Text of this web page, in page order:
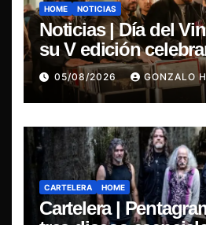
HOME NOTICIAS
Noticias | Día del
su V edición
regreso del 7″
05/08/2026 GONZALO
CARTELERA HOME
Cartelera |